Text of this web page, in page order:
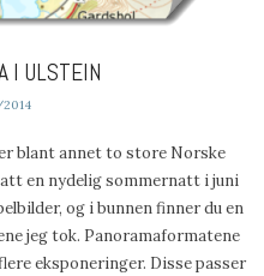
I ULSTEIN
blant annet to store Norske
en nydelig sommernatt i juni
og i bunnen finner du en
jeg tok. Panoramaformatene
eksponeringer. Disse passer